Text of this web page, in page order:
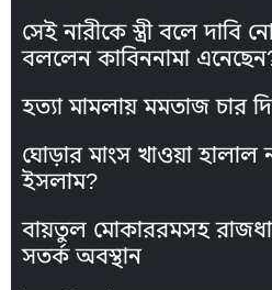
সেই নারীকে স্ত্রী বলে
বললেন কাবিননামা
হত্যা মামলায় মমতাজ চার
ঘোড়ার মাংস খাওয়া হালাল
ইসলাম?
বায়তুল মোকাররমসহ
সতর্ক অবস্থান